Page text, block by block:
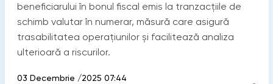
beneficiarului în bonul fiscal emis la tranzacțiile de
schimb valutar în numerar, măsură care asigură
trasabilitatea operațiunilor și facilitează analiza
ulterioară a riscurilor.
03 Decembrie /2025 07:44